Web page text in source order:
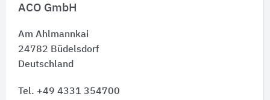
ACO GmbH
Am Ahlmannkai
24782 Büdelsdorf
Deutschland
Tel. +49 4331 354700